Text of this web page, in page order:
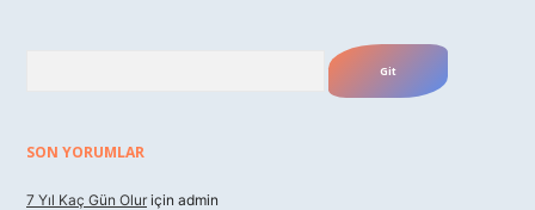
SON YORUMLAR
7 Yıl Kaç Gün Olur için admin